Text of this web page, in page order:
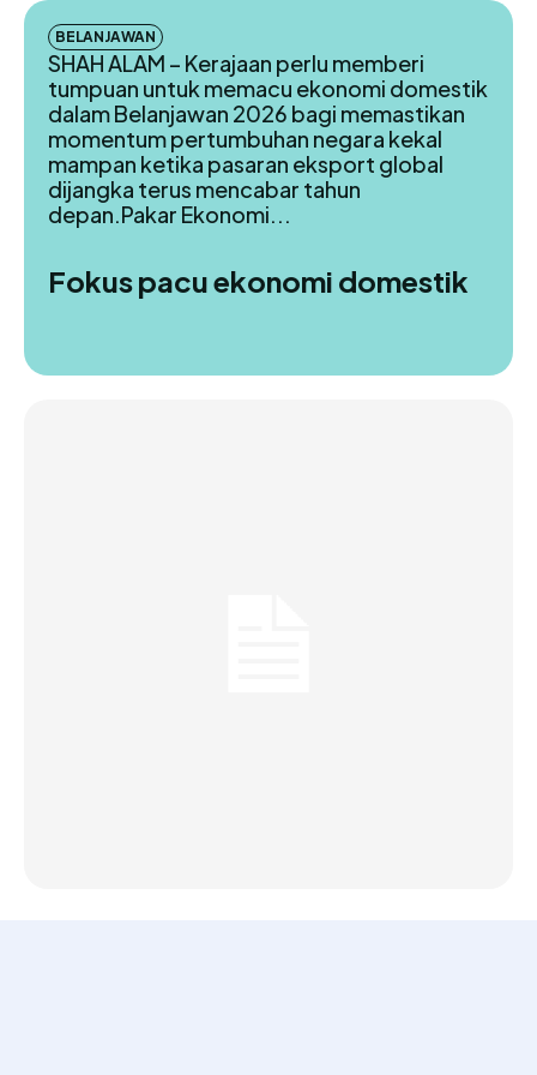
BELANJAWAN
SHAH ALAM – Kerajaan perlu memberi
tumpuan untuk memacu ekonomi domestik
dalam Belanjawan 2026 bagi memastikan
momentum pertumbuhan negara kekal
mampan ketika pasaran eksport global
dijangka terus mencabar tahun
depan.Pakar Ekonomi...
Fokus pacu ekonomi domestik